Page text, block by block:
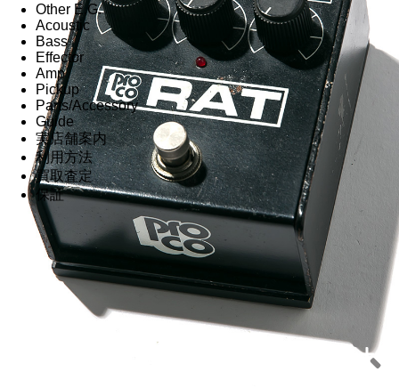
Other E.G.
Acoustic
Bass
Effector
Amp
Pickup
Parts/Accessory
Guide
実店舗案内
利用方法
買取査定
保証